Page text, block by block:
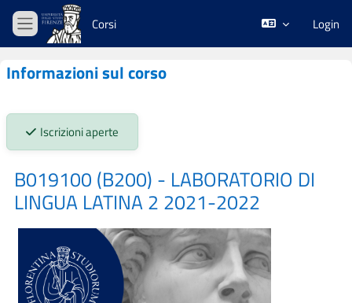
Vai al contenuto principale
Pannello laterale
Corsi Login
Informazioni sul corso
Stato iscrizioni:
Iscrizioni aperte
B019100 (B200) - LABORATORIO DI
LINGUA LATINA 2 2021-2022